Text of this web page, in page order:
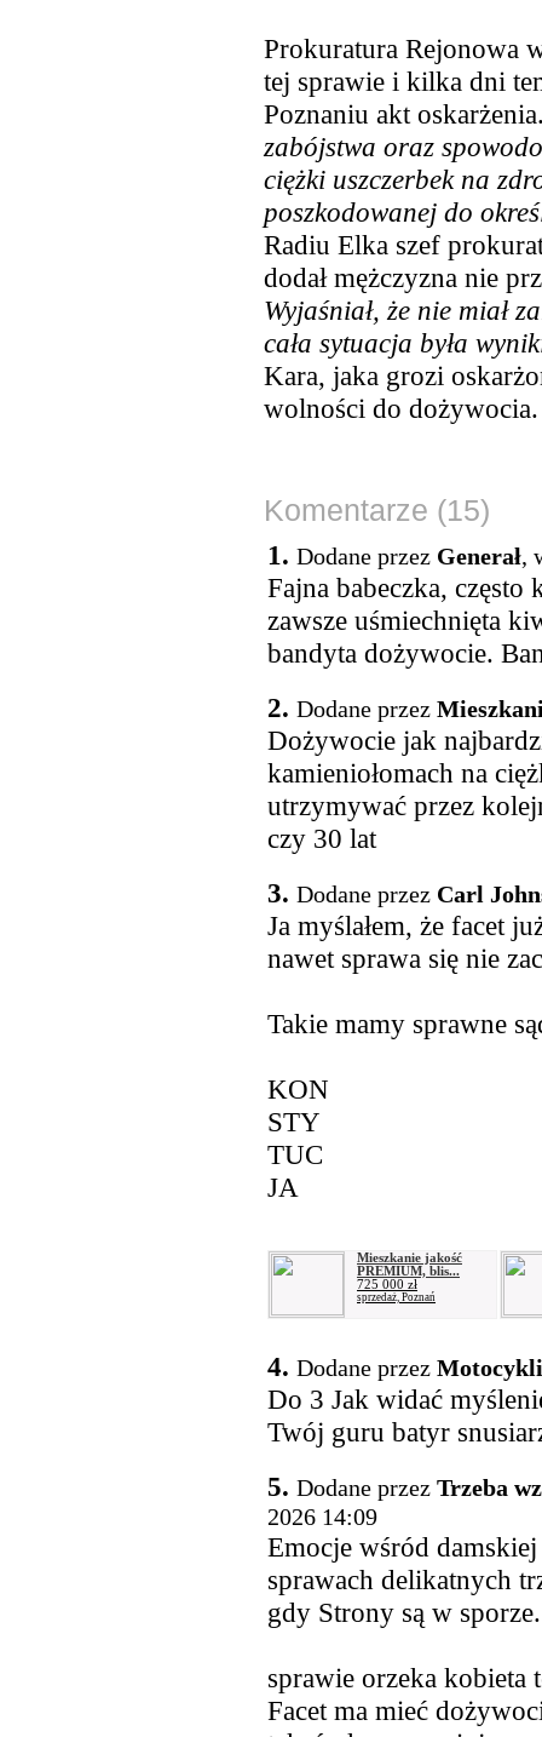
Prokuratura Rejonowa
tej sprawie i kilka dni
Poznaniu akt
zabójstwa oraz
ciężki uszczerbek na
poszkodowanej do
Radiu Elka szef
dodał mężczyzna nie
Wyjaśniał, że nie miał
cała sytuacja była
Kara, jaka grozi
wolności do dożywocia.
Komentarze (15)
1. Dodane przez Generał,
Fajna babeczka, często
zawsze uśmiechnięta
bandyta dożywocie.
2. Dodane przez
Dożywocie jak
kamieniołomach na
utrzymywać przez
czy 30 lat
3. Dodane przez Carl
Ja myślałem, że facet
nawet sprawa się nie
Takie mamy sprawne
KON
STY
TUC
JA
Mieszkanie jakość
PREMIUM, blis...
725 000 zł
sprzedaż, Poznań
4. Dodane przez
Do 3 Jak widać
Twój guru batyr
5. Dodane przez Trzeba
2026 14:09
Emocje wśród
sprawach delikatnych
gdy Strony są w
sprawie orzeka kobieta
Facet ma mieć